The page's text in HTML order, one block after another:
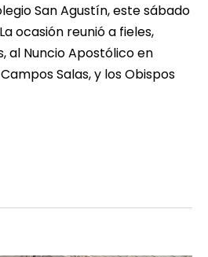
San Agustín, este sábado
ocasión reunió a fieles,
al Nuncio Apostólico en
Salas, y los Obispos